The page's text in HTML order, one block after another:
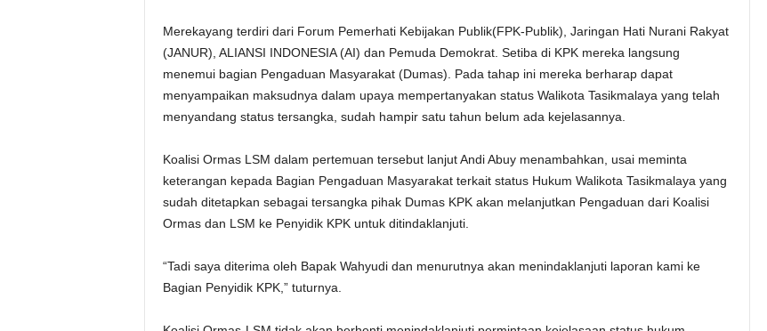
Merekayang terdiri dari Forum Pemerhati Kebijakan Publik(FPK-Publik), Jaringan Hati Nurani Rakyat
(JANUR), ALIANSI INDONESIA (AI) dan Pemuda Demokrat. Setiba di KPK mereka langsung
menemui bagian Pengaduan Masyarakat (Dumas). Pada tahap ini mereka berharap dapat
menyampaikan maksudnya dalam upaya mempertanyakan status Walikota Tasikmalaya yang telah
menyandang status tersangka, sudah hampir satu tahun belum ada kejelasannya.
Koalisi Ormas LSM dalam pertemuan tersebut lanjut Andi Abuy menambahkan, usai meminta
keterangan kepada Bagian Pengaduan Masyarakat terkait status Hukum Walikota Tasikmalaya yang
sudah ditetapkan sebagai tersangka pihak Dumas KPK akan melanjutkan Pengaduan dari Koalisi
Ormas dan LSM ke Penyidik KPK untuk ditindaklanjuti.
“Tadi saya diterima oleh Bapak Wahyudi dan menurutnya akan menindaklanjuti laporan kami ke
Bagian Penyidik KPK,” tuturnya.